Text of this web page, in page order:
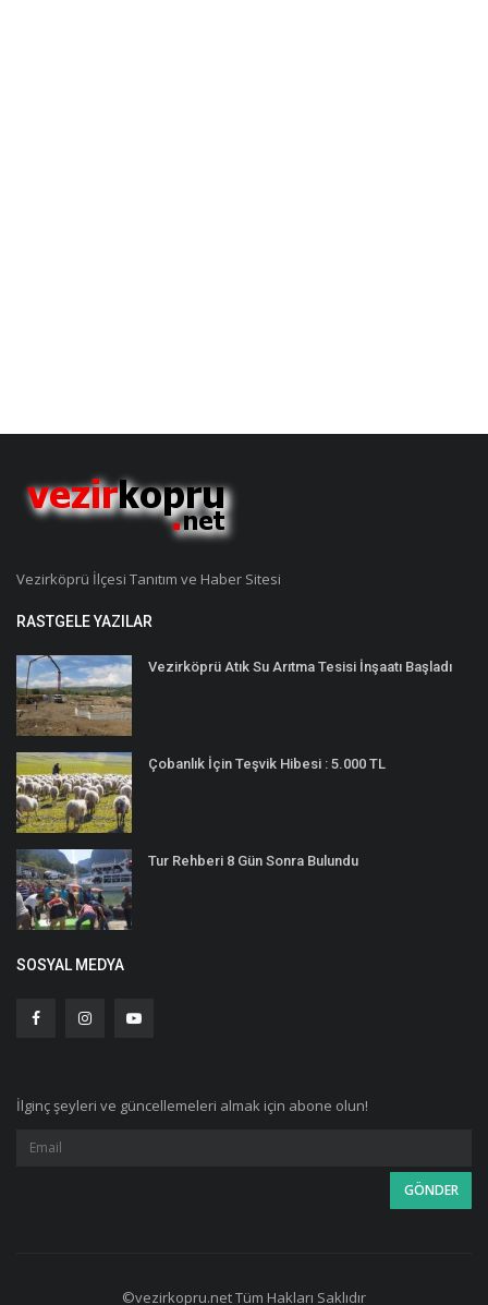
Vezirköprü İlçesi Tanıtım ve Haber Sitesi
RASTGELE YAZILAR
Vezirköprü Atık Su Arıtma Tesisi İnşaatı Başladı
Çobanlık İçin Teşvik Hibesi : 5.000 TL
Tur Rehberi 8 Gün Sonra Bulundu
SOSYAL MEDYA
İlginç şeyleri ve güncellemeleri almak için abone olun!
©vezirkopru.net Tüm Hakları Saklıdır